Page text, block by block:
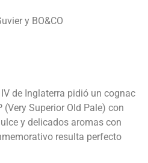
y BO&CO
de Inglaterra pidió un cognac
(Very Superior Old Pale) con
y delicados aromas con
resulta perfecto